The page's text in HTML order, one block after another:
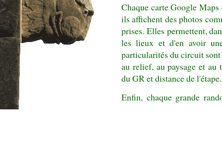
Chaque carte Google
ils affichent des photos
prises. Elles permettent,
les lieux et d'en avoir
particularités du circuit
au relief, au paysage et
du GR et distance de l'étape.
Enfin, chaque grande